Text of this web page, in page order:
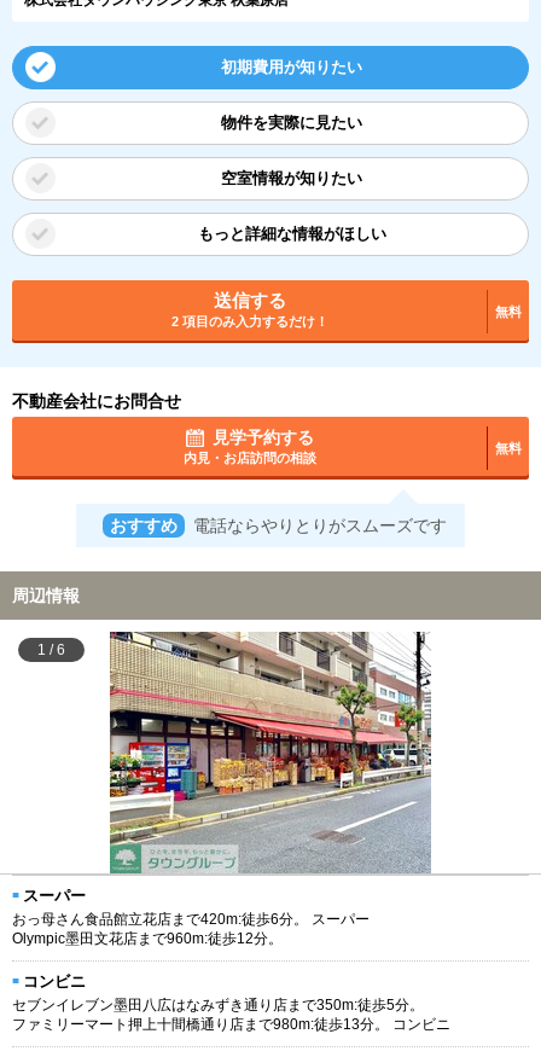
初期費用が知りたい
物件を実際に見たい
空室情報が知りたい
もっと詳細な情報がほしい
送信する
2 項目のみ入力するだけ！
無料
不動産会社にお問合せ
見学予約する
内見・お店訪問の相談
無料
おすすめ 電話ならやりとりがスムーズです
周辺情報
1 /6
スーパー
おっ母さん食品館立花店まで420m:徒歩6分。 スーパー
Olympic墨田文花店まで960m:徒歩12分。
コンビニ
セブンイレブン墨田八広はなみずき通り店まで350m:徒歩5分。
ファミリーマート押上十間橋通り店まで980m:徒歩13分。 コンビニ